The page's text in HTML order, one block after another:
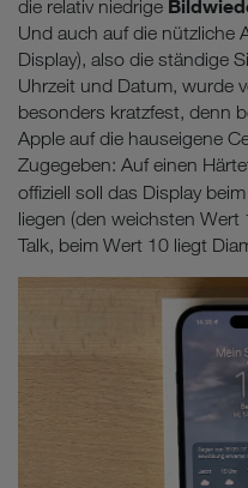
die relativ niedrige
Und auch auf die nützliche
Display), also die ständige
Uhrzeit und Datum, wurde
besonders kratzfest, denn
Apple auf die hauseigene
Zugegeben: Auf einen
offiziell soll das Display beim
liegen (den weichsten Wert
Talk, beim Wert 10 liegt
Unternehmen behandelt.
Wenn Sie „Nur
Sie nur jene Cookies im
Website unerlässlich sind.